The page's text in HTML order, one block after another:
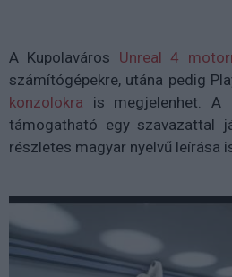
A Kupolaváros Unreal 4
számítógépekre, utána pedig
konzolokra is megjelenhet. A
támogatható egy szavazattal
részletes magyar nyelvű leírása